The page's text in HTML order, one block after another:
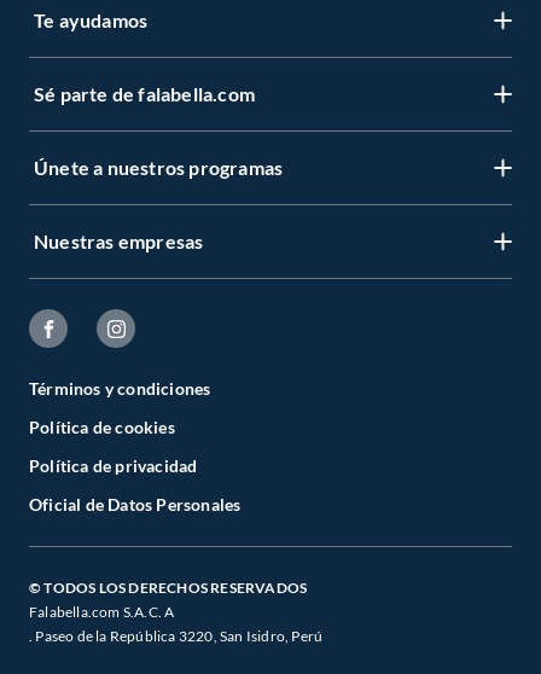
Te ayudamos
Sé parte de falabella.com
Únete a nuestros programas
Nuestras empresas
Términos y condiciones
Política de cookies
Política de privacidad
Oficial de Datos Personales
© TODOS LOS DERECHOS RESERVADOS
Falabella.com S.A.C. A
. Paseo de la República 3220, San Isidro, Perú